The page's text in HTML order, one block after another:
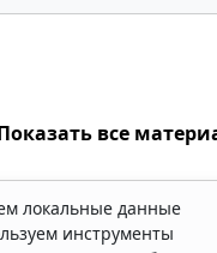
все
локальные данные
инструменты